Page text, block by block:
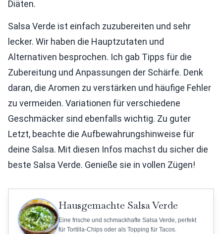
Diäten.
Salsa Verde ist einfach zuzubereiten und sehr
lecker. Wir haben die Hauptzutaten und
Alternativen besprochen. Ich gab Tipps für die
Zubereitung und Anpassungen der Schärfe. Denk
daran, die Aromen zu verstärken und häufige Fehler
zu vermeiden. Variationen für verschiedene
Geschmäcker sind ebenfalls wichtig. Zu guter
Letzt, beachte die Aufbewahrungshinweise für
deine Salsa. Mit diesen Infos machst du sicher die
beste Salsa Verde. Genieße sie in vollen Zügen!
Hausgemachte Salsa Verde
Eine frische und schmackhafte Salsa Verde, perfekt
für Tortilla-Chips oder als Topping für Tacos.